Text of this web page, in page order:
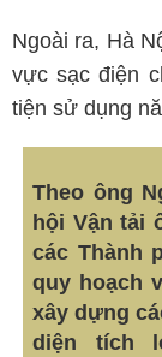
Ngoài ra, Hà
vực sạc điện
tiện sử dụng
Theo ông
hội Vận tải
các Thành
quy hoạch
xây dựng
diện tích